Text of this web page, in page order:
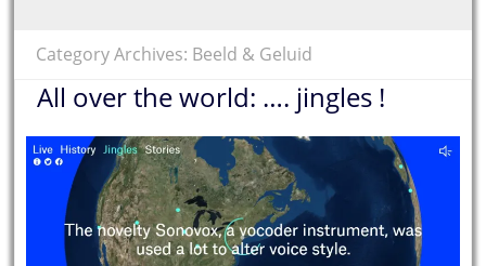
Category Archives: Beeld & Geluid
All over the world: …. jingles !